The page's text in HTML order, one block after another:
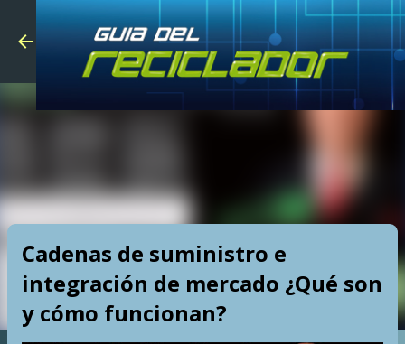
Skip to
Cadenas de suministro e
integración de mercado ¿Qué son
y cómo funcionan?